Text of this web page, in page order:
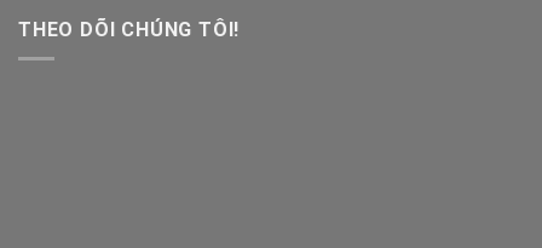
THEO DÕI CHÚNG TÔI!